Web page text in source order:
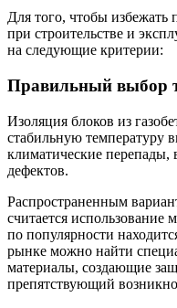
Для того, чтобы избежать
при строительстве и
на следующие критерии:
Правильный выбор
Изоляция блоков из
стабильную температуру
климатические
дефектов.
Распространенным
считается
по популярности
рынке можно найти
материалы, создающие
препятствующий